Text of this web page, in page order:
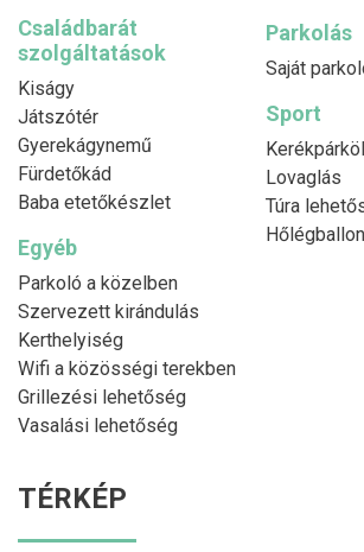
Családbarát
szolgáltatások
Kiságy
Játszótér
Gyerekágynemű
Fürdetőkád
Baba etetőkészlet
Parkolás
Saját
Sport
Lovaglás
Túra
Egyéb
Parkoló a közelben
Szervezett kirándulás
Kerthelyiség
Wifi a közösségi terekben
Grillezési lehetőség
Vasalási lehetőség
TÉRKÉP